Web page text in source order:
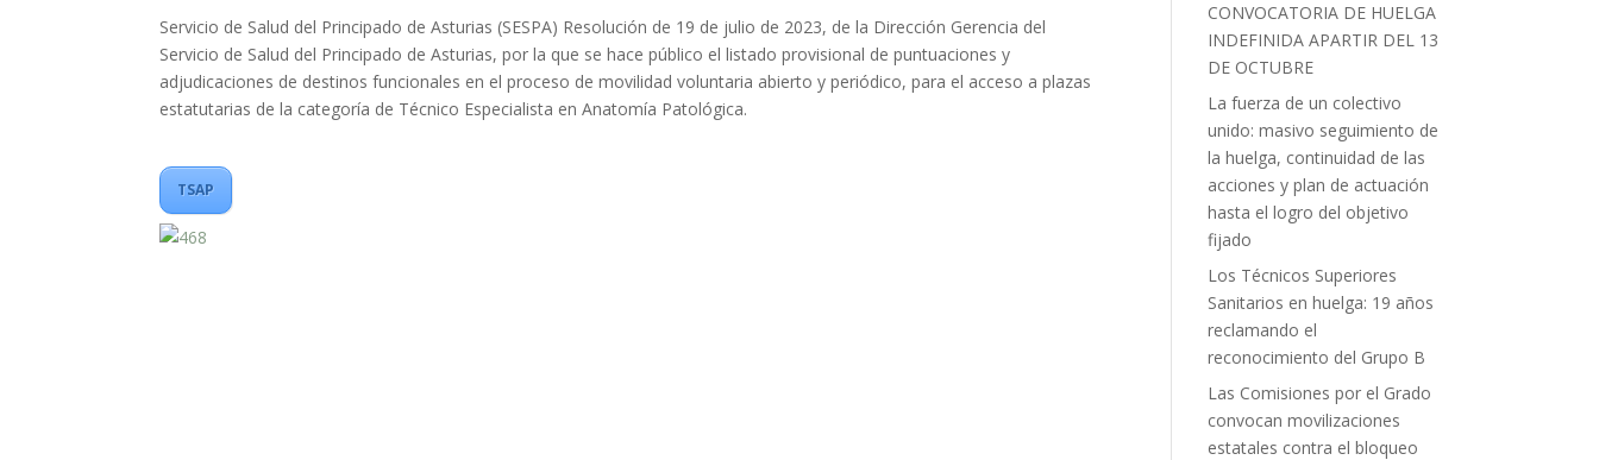
Servicio de Salud del Principado de Asturias (SESPA) Resolución de 19 de julio de 2023, de la Dirección Gerencia del
Servicio de Salud del Principado de Asturias, por la que se hace público el listado provisional de puntuaciones y
adjudicaciones de destinos funcionales en el proceso de movilidad voluntaria abierto y periódico, para el acceso a plazas
estatutarias de la categoría de Técnico Especialista en Anatomía Patológica.
TSAP
CONVOCATORIA DE HUELGA
INDEFINIDA APARTIR DEL 13
DE OCTUBRE
La fuerza de un colectivo
unido: masivo seguimiento de
la huelga, continuidad de las
acciones y plan de actuación
hasta el logro del objetivo
fijado
Los Técnicos Superiores
Sanitarios en huelga: 19 años
reclamando el
reconocimiento del Grupo B
Las Comisiones por el Grado
convocan movilizaciones
estatales contra el bloqueo